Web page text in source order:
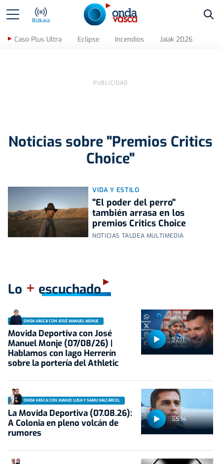
Bizkaia
Caso Plus Ultra Eclipse Incendios Jaiak 2026
Noticias sobre "Premios Critics
Choice"
VIDA Y ESTILO
"El poder del perro"
también arrasa en los
premios Critics Choice
NOTICIAS TALDEA MULTIMEDIA
Lo + escuchado
52:11
ONDA VASCA CON JOSÉ MANUEL MONJE
Movida Deportiva con José
Manuel Monje (07/08/26) |
Hablamos con Iago Herrerín
sobre la portería del Athletic
55:14
ONDA VASCA CON JUANJO LUSA Y SAMU VALCÁRCEL
La Movida Deportiva (07.08.26):
A Colonia en pleno volcán de
rumores